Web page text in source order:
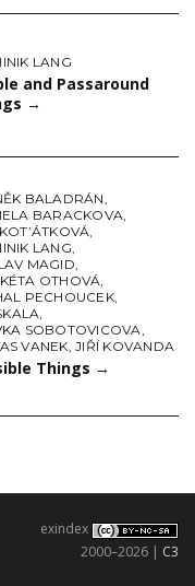
LANG
and Passaround
→
BALADRÁN,
BARACKOVA,
,
LANG,
MAGID,
OTHOVÁ,
PECHOUCEK,
,
SOBOTOVICOVA,
VANEK,JIŘÍ KOVANDA
Things →
exindex
2000–2026 | C3